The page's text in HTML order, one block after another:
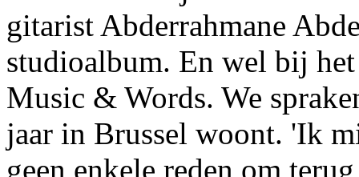
gitarist Abderrahmane
studioalbum. En wel bij
Music & Words. We
jaar in Brussel woont. 'Ik
geen enkele reden om